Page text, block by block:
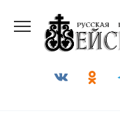
содержанию